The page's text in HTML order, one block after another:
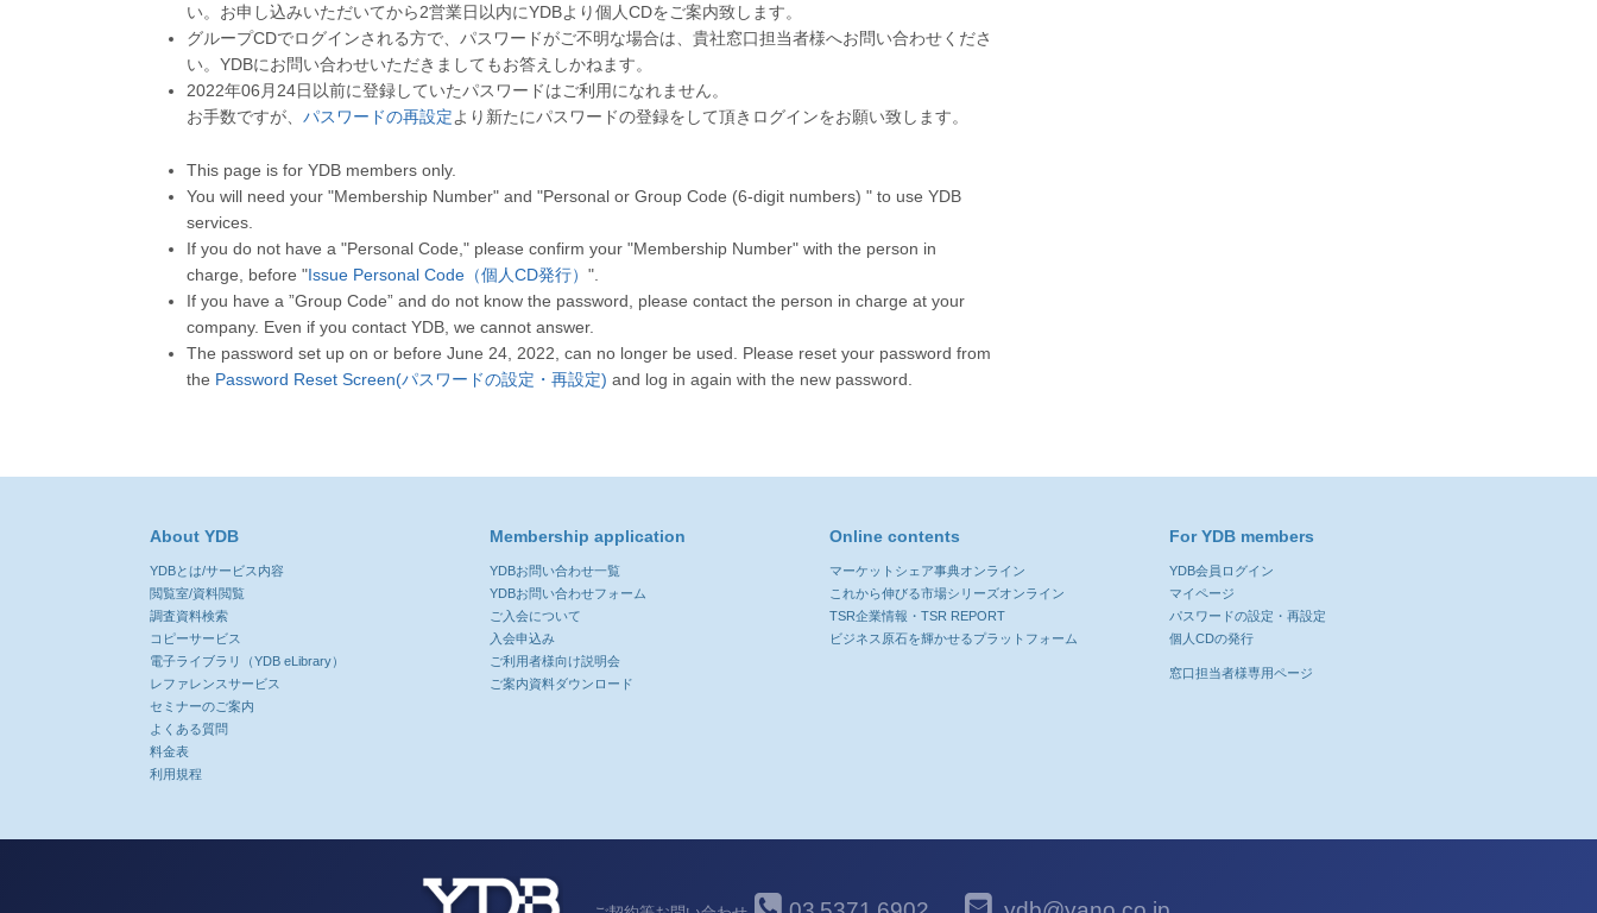
い。お申し込みいただいてから2営業日以内にYDBより個人CDをご案内致します。
グループCDでログインされる方で、パスワードがご不明な場合は、貴社窓口担当者様へお問い合わせくださ
い。YDBにお問い合わせいただきましてもお答えしかねます。
2022年06月24日以前に登録していたパスワードはご利用になれません。
お手数ですが、 パスワードの再設定より新たにパスワードの登録をして頂きログインをお願い致します。
This page is for YDB members only.
You will need your "Membership Number" and "Personal or Group Code (6-digit numbers) " to use YDB
services.
If you do not have a "Personal Code," please confirm your "Membership Number" with the person in
charge, before "Issue Personal Code（個人CD発行） ".
If you have a ”Group Code” and do not know the password, please contact the person in charge at your
company. Even if you contact YDB, we cannot answer.
The password set up on or before June 24, 2022, can no longer be used. Please reset your password from
the Password Reset Screen(パスワードの設定・再設定) and log in again with the new password.
About YDB
YDBとは/サービス内容
閲覧室/資料閲覧
調査資料検索
コピーサービス
電子ライブラリ（YDB eLibrary）
レファレンスサービス
セミナーのご案内
よくある質問
料金表
利用規程
Membership application
YDBお問い合わせ一覧
YDBお問い合わせフォーム
ご入会について
入会申込み
ご利用者様向け説明会
ご案内資料ダウンロード
Online contents
マーケットシェア事典オンライン
これから伸びる市場シリーズオンライン
TSR企業情報・TSR REPORT
ビジネス原石を輝かせるプラットフォーム
For YDB members
YDB会員ログイン
マイページ
パスワードの設定・再設定
個人CDの発行
窓口担当者様専用ページ